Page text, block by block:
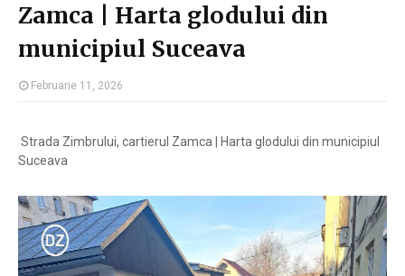
Zamca | Harta glodului din
municipiul Suceava
Februarie 11, 2026
Strada Zimbrului, cartierul Zamca | Harta glodului din municipiul
Suceava